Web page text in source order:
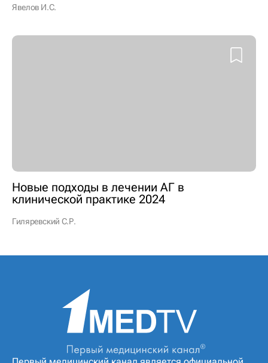
Явелов И.С.
Новые подходы в лечении АГ в
клинической практике 2024
Гиляревский С.Р.